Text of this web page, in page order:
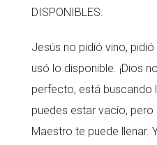
DISPONIBLES.
Jesús no pidió vino,
usó lo disponible. ¡Dios
perfecto, está buscando
puedes estar vacío, pero
Maestro te puede llenar.